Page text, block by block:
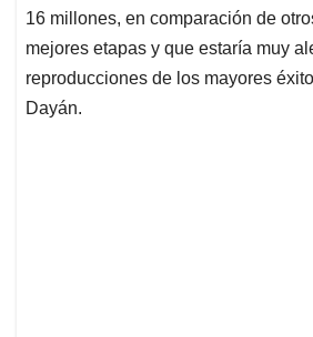
16 millones, en comparación de
mejores etapas y que estaría muy
reproducciones de los mayores
Dayán.